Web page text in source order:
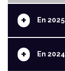
+ En 2025
+ En 2024